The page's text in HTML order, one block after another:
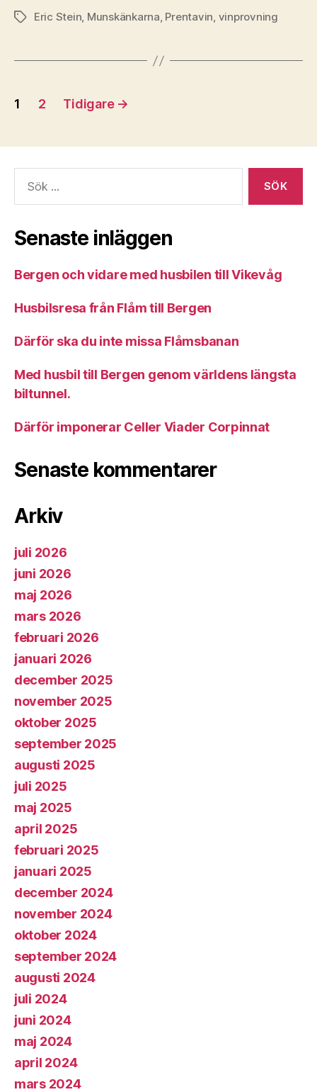
EtiketterEric Stein, Munskänkarna, Prentavin, vinprovning
Sidnumrering
inlägg
1 2 Tidigare →
efter:
Senaste inläggen
Bergen och vidare med husbilen till Vikevåg
Husbilsresa från Flåm till Bergen
Därför ska du inte missa Flåmsbanan
Med husbil till Bergen genom världens längsta
biltunnel.
Därför imponerar Celler Viader Corpinnat
Senaste kommentarer
Arkiv
juli 2026
juni 2026
maj 2026
mars 2026
februari 2026
januari 2026
december 2025
november 2025
oktober 2025
september 2025
augusti 2025
juli 2025
maj 2025
april 2025
februari 2025
januari 2025
december 2024
november 2024
oktober 2024
september 2024
augusti 2024
juli 2024
juni 2024
maj 2024
april 2024
mars 2024